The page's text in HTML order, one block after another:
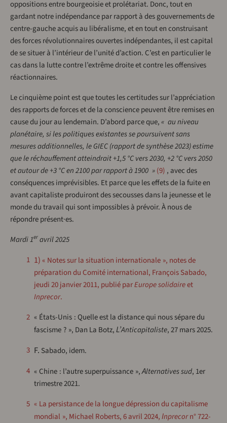
oppositions entre bourgeoisie et prolétariat. Donc, tout en
gardant notre indépendance par rapport à des gouvernements de
centre-gauche acquis au libéralisme, et en tout en construisant
des forces révolutionnaires ouvertes indépendantes, il est capital
de se situer à l’intérieur de l’unité d’action. C’est en particulier le
cas dans la lutte contre l’extrême droite et contre les offensives
réactionnaires.
Le cinquième point est que toutes les certitudes sur l’appréciation
des rapports de forces et de la conscience peuvent être remises en
cause du jour au lendemain. D’abord parce que,« au niveau
planétaire, si les politiques existantes se poursuivent sans
mesures additionnelles, le GIEC (rapport de synthèse 2023) estime
que le réchauffement atteindrait +1,5 °C vers 2030, +2 °C vers 2050
et autour de +3 °C en 2100 par rapport à 1900 » 9 , avec des
conséquences imprévisibles. Et parce que les effets de la fuite en
avant capitaliste produiront des secousses dans la jeunesse et le
monde du travail qui sont impossibles à prévoir. À nous de
répondre présent·es.
Mardi 1eravril 2025
1 1) « Notes sur la situation internationale », notes de
préparation du Comité international, François Sabado,
jeudi 20 janvier 2011, publié parEurope solidaireet
Inprecor.
2 « États-Unis : Quelle est la distance qui nous sépare du
fascisme ? », Dan La Botz,
L’Anticapitaliste, 27 mars 2025.
3
F. Sabado, idem.
4 « Chine : l’autre superpuissance », Alternatives sud, 1er
trimestre 2021.
5 « La persistance de la longue dépression du capitalisme
mondial », Michael Roberts, 6 avril 2024, Inprecorn° 722-